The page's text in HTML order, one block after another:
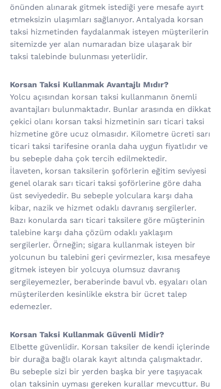
önünden alınarak gitmek istediği yere mesafe ayırt
etmeksizin ulaşımları sağlanıyor. Antalyada korsan
taksi hizmetinden faydalanmak isteyen müşterilerin
sitemizde yer alan numaradan bize ulaşarak bir
taksi talebinde bulunması yeterlidir.
Korsan Taksi Kullanmak Avantajlı Mıdır?
Yolcu açısından korsan taksi kullanmanın önemli
avantajları bulunmaktadır. Bunlar arasında en dikkat
çekici olanı korsan taksi hizmetinin sarı ticari taksi
hizmetine göre ucuz olmasıdır. Kilometre ücreti sarı
ticari taksi tarifesine oranla daha uygun fiyatlıdır ve
bu sebeple daha çok tercih edilmektedir.
İlaveten, korsan taksilerin şoförlerin eğitim seviyesi
genel olarak sarı ticari taksi şoförlerine göre daha
üst seviyededir. Bu sebeple yolculara karşı daha
kibar, nazik ve hizmet odaklı davranış sergilerler.
Bazı konularda sarı ticari taksilere göre müşterinin
talebine karşı daha çözüm odaklı yaklaşım
sergilerler. Örneğin; sigara kullanmak isteyen bir
yolcunun bu talebini geri çevirmezler, kısa mesafeye
gitmek isteyen bir yolcuya olumsuz davranış
sergileyemezler, beraberinde bavul vb. eşyaları olan
müşterilerden kesinlikle ekstra bir ücret talep
edemezler.
Korsan Taksi Kullanmak Güvenli Midir?
Elbette güvenlidir. Korsan taksiler de kendi içlerinde
bir durağa bağlı olarak kayıt altında çalışmaktadır.
Bu sebeple sizi bir yerden başka bir yere taşıyacak
olan taksinin uyması gereken kurallar mevcuttur. Bu